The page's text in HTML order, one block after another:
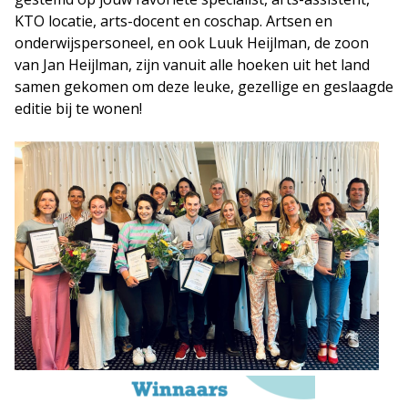
KTO locatie, arts-docent en coschap. Artsen en
onderwijspersoneel, en ook Luuk Heijlman, de zoon
van Jan Heijlman, zijn vanuit alle hoeken uit het land
samen gekomen om deze leuke, gezellige en geslaagde
editie bij te wonen!